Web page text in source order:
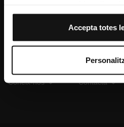
El selector que es troba a la
cookies d’aquella classe.
Un cop hagis marcat les teves
clic sobre “Selecciona i
només les cookies de la
personalització, perquè
opcions de navegació (com
Accepta totes
Coneix-nos Contacta